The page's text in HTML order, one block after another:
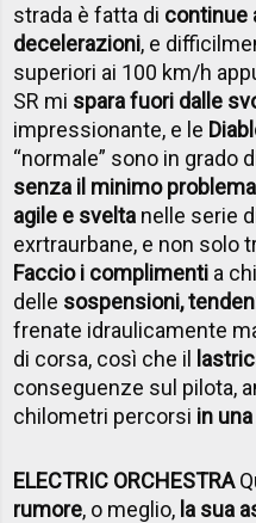
strada è fatta di continue
decelerazioni, e
superiori ai 100 km/h
SR mi spara fuori dalle
impressionante, e le
“normale” sono in grado
senza il minimo problema
agile e svelta nelle serie
exrtraurbane, e non solo
Faccio i complimenti a
delle sospensioni,
frenate idraulicamente
di corsa, così che il
conseguenze sul pilota,
chilometri percorsi in
ELECTRIC ORCHESTRA
rumore, o meglio, la sua